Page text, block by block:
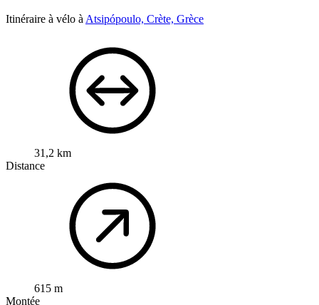
Itinéraire à vélo à Atsipópoulo, Crète, Grèce
31,2 km
Distance
615 m
Montée